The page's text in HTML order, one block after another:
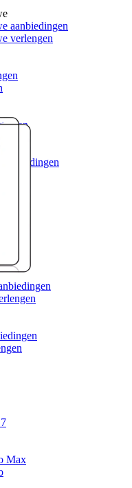
aanbiedingen
verlengen
Max